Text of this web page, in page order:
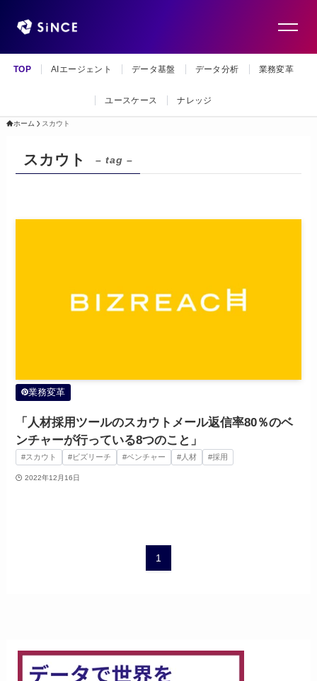
TOP AIエージェント データ基盤 データ分析 業務変革
ユースケース ナレッジ
ホーム スカウト
スカウト – tag –
業務変革
「人材採用ツールのスカウトメール返信率80％のベ
ンチャーが行っている8つのこと」
#スカウト #ビズリーチ #ベンチャー #人材 #採用
2022年12月16日
1